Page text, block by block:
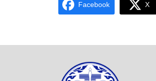
Facebook X